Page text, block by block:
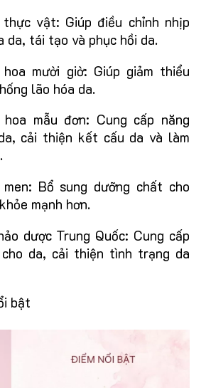
vật: Giúp điều chỉnh nhịp
da, tái tạo và phục hồi da.
mười giờ: Giúp giảm thiểu
lão hóa da.
mẫu đơn: Cung cấp năng
cải thiện kết cấu da và làm
Bổ sung dưỡng chất cho
mạnh hơn.
dược Trung Quốc: Cung cấp
da, cải thiện tình trạng da
bật